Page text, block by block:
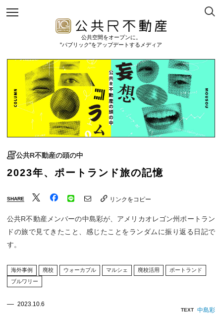
公共空間をオープンに。
"パブリック"をアップデートするメディア
公共R不動産の頭の中
2023年、ポートランド旅の記憶
SHARE リンクをコピー
公共R不動産メンバーの中島彩が、アメリカオレゴン州ポートラン
ドの旅で見てきたこと、感じたことをランダムに振り返る日記で
す。
海外事例 廃校 ウォーカブル マルシェ 廃校活用
ポートランド
ブルワリー
2023.10.6
TEXT 中島彩